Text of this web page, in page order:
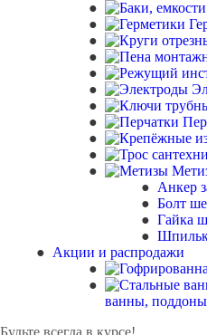
Анкер
Болт
Гайка
Акции и распродажи
ванны,
Будьте всегда в курсе!